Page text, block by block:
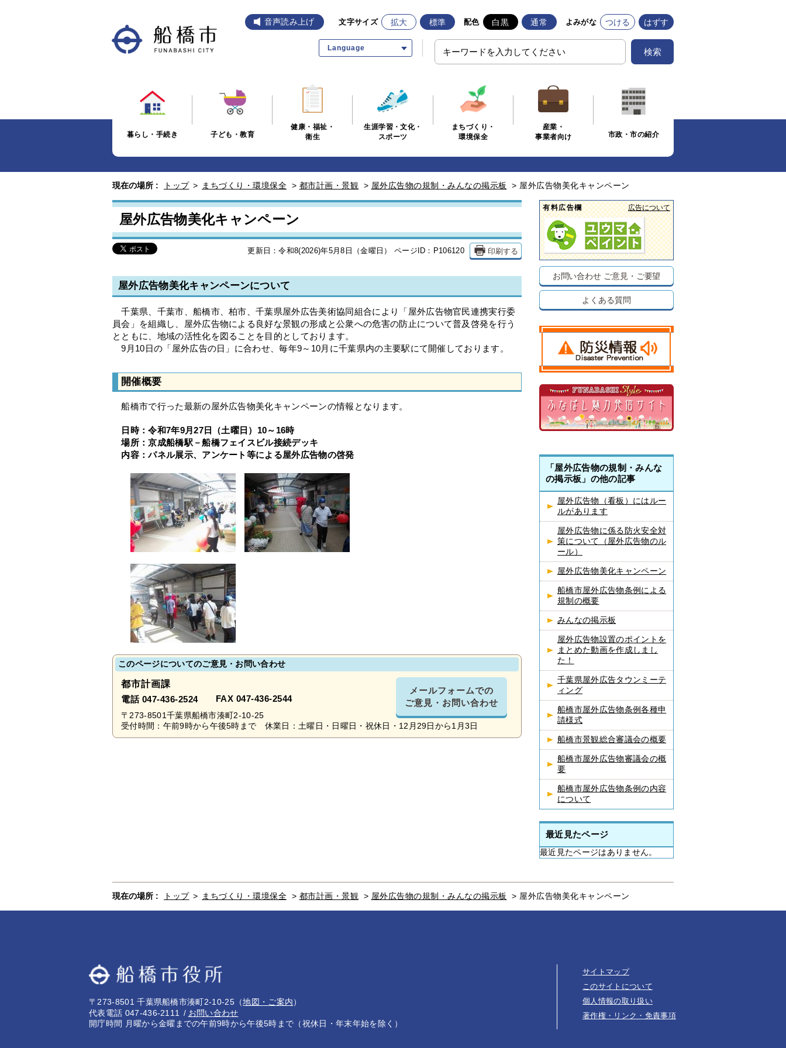
音声読み上げ 文字サイズ 拡大 標準 配色 白黒 通常 よみがな つける はずす
Language 検索
暮らし・手続き 子ども・教育
健康・福祉・
衛生
生涯学習・文化・
スポーツ
まちづくり・
環境保全
産業・
事業者向け
市政・市の紹介
現在の場所 : トップ > まちづくり・環境保全 > 都市計画・景観 > 屋外広告物の規制・みんなの掲示板 > 屋外広告物美化キャンペーン
屋外広告物美化キャンペーン
更新日：令和8(2026)年5月8日（金曜日） ページID：P106120 印刷する
屋外広告物美化キャンペーンについて
千葉県、千葉市、船橋市、柏市、千葉県屋外広告美術協同組合により「屋外広告物官民連携実行委
員会」を組織し、屋外広告物による良好な景観の形成と公衆への危害の防止について普及啓発を行う
とともに、地域の活性化を図ることを目的としております。
9月10日の「屋外広告の日」に合わせ、毎年9～10月に千葉県内の主要駅にて開催しております。
開催概要
船橋市で行った最新の屋外広告物美化キャンペーンの情報となります。
日時：令和7年9月27日（土曜日）10～16時
場所：京成船橋駅－船橋フェイスビル接続デッキ
内容：パネル展示、アンケート等による屋外広告物の啓発
このページについてのご意見・お問い合わせ
都市計画課
電話 047-436-2524 FAX 047-436-2544
メールフォームでの
ご意見・お問い合わせ
〒273-8501千葉県船橋市湊町2-10-25
受付時間：午前9時から午後5時まで 休業日：土曜日・日曜日・祝休日・12月29日から1月3日
有料広告欄 広告について
お問い合わせ ご意見・ご要望
よくある質問
「屋外広告物の規制・みんな
の掲示板」の他の記事
屋外広告物（看板）にはルー
ルがあります
屋外広告物に係る防火安全対
策について（屋外広告物のル
ール）
屋外広告物美化キャンペーン
船橋市屋外広告物条例による
規制の概要
みんなの掲示板
屋外広告物設置のポイントを
まとめた動画を作成しまし
た！
千葉県屋外広告タウンミーテ
ィング
船橋市屋外広告物条例各種申
請様式
船橋市景観総合審議会の概要
船橋市屋外広告物審議会の概
要
船橋市屋外広告物条例の内容
について
最近見たページ
最近見たページはありません。
現在の場所 : トップ > まちづくり・環境保全 > 都市計画・景観 > 屋外広告物の規制・みんなの掲示板 > 屋外広告物美化キャンペーン
〒273-8501 千葉県船橋市湊町2-10-25 （地図・ご案内）
代表電話 047-436-2111
お問い合わせ
開庁時間 月曜から金曜までの午前9時から午後5時まで（祝休日・年末年始を除く）
サイトマップ
このサイトについて
個人情報の取り扱い
著作権・リンク・免責事項